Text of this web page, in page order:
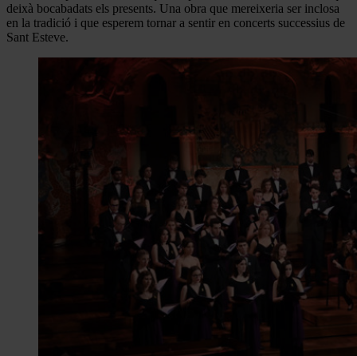
deixà bocabadats els presents. Una obra que mereixeria ser inclosa
en la tradició i que esperem tornar a sentir en concerts successius de
Sant Esteve.